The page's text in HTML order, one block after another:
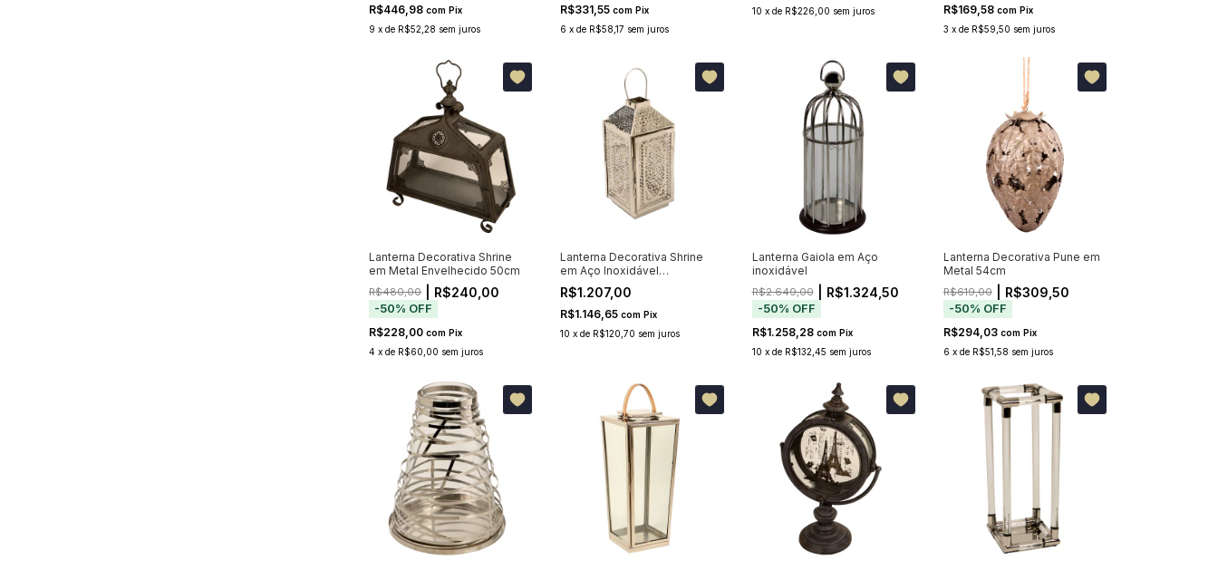
R$446,98 com Pix
9 x de R$52,28 sem juros
R$331,55com Pix
6 xde R$58,17 sem juros
10 x de R$226,00 sem juros
R$169,58 com Pix
3 x de R$59,50 sem juros
Lanterna Decorativa Shrine
em Metal Envelhecido 50cm
R$480,00 | R$240,00
-50% OFF
R$228,00 com Pix
4 x de R$60,00 sem juros
Lanterna Decorativa Shrine
em Aço Inoxidável
47x23x23cm
R$1.207,00
R$1.146,65com Pix
10 xde R$120,70 sem juros
Lanterna Gaiola em Aço
inoxidável
R$2.649,00| R$1.324,50
-50% OFF
R$1.258,28 com Pix
10 x de R$132,45 sem juros
Lanterna Decorativa Pune em
Metal 54cm
R$619,00| R$309,50
-50% OFF
R$294,03 com Pix
6 x de R$51,58 sem juros